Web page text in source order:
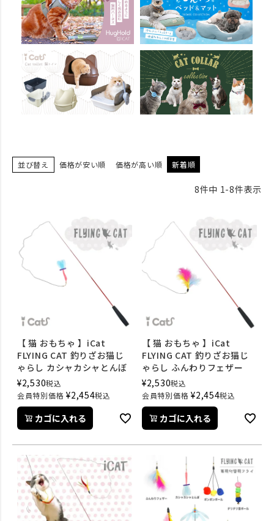
並び替え 価格が安い順 価格が高い順 新着順
8件中 1-8件表示
【 猫 おもちゃ 】iCat
FLYING CAT 釣りざお猫じ
ゃらし カシャカシャとんぼ
¥2,530税込
会員特別価格 ¥2,454税込
カゴに入れる
【 猫 おもちゃ 】iCat
FLYING CAT 釣りざお猫じ
ゃらし ふんわりフェザー
¥2,530税込
会員特別価格 ¥2,454税込
カゴに入れる